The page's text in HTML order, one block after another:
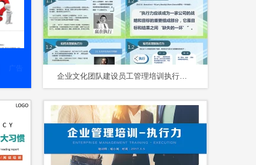
广告
企业文化团队建设员工管理培训执行力培训课件PPT模板